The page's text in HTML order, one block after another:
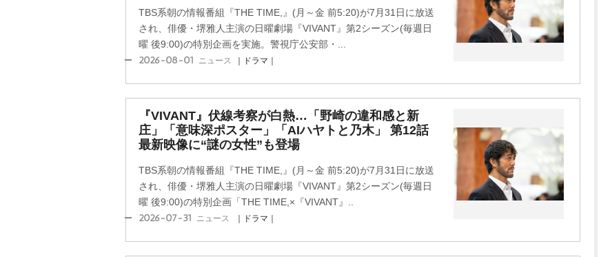
TBS系朝の情報番組『THE TIME,』(月～金 前5:20)が7月31日に放送
され、俳優・堺雅人主演の日曜劇場『VIVANT』第2シーズン(毎週日
曜 後9:00)の特別企画を実施。警視庁公安部・...
2026-08-01 ニュース ｜ドラマ｜
『VIVANT』伏線考察が白熱…「野崎の違和感と新
庄」「意味深ポスター」「AIハヤトと乃木」 第12話
最新映像に“謎の女性”も登場
TBS系朝の情報番組『THE TIME,』(月～金 前5:20)が7月31日に放送
され、俳優・堺雅人主演の日曜劇場『VIVANT』第2シーズン(毎週日
曜 後9:00)の特別企画「THE TIME,×『VIVANT』..
2026-07-31 ニュース ｜ドラマ｜